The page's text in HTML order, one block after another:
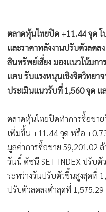
• กีฬา
• ต่างประเทศ
• Special Scoop
เศรษฐกิจ-ธุรกิจ
ชุมชน-คุณภาพชีวิต
• อาชญากรรม
• Motoring
• เกม
• วิทยาศาสตร์
• SMEs
ตลาดหุ้นไทยปิด +11.44 จุด
และราคาพลังงานปรับตัวลดล
สินทรัพย์เสี่ยง มองแนวโน้มก
แคบ รับแรงหนุนเชิงจิตวิทยา
ประเมินแนวรับที่ 1,560 จุด แ
ตลาดหุ้นไทยปิดทำการซื้อขา
เพิ่มขึ้น +11.44 จุด หรือ
มูลค่าการซื้อขาย 59,201.02
วันนี้ ดัชนี SET INDEX ปรับตั
ระหว่างวันปรับตัวขึ้นสูงสุดที่
ปรับตัวลดลงต่ำสุดที่ 1,575.29